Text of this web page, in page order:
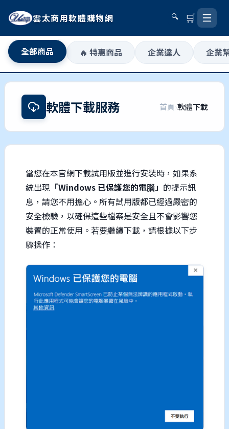
雲太商用軟體購物網 🔍 🛒
全部商品 🔥 特惠商品 企業達人 企業
軟體下載服務 首頁›軟體下載
當您在本官網下載試用版並進行安裝時，如果系
統出現 「Windows 已保護您的電腦」 的提示訊
息，請您不用擔心。所有試用版都已經過嚴密的
安全檢驗，以確保這些檔案是安全且不會影響您
裝置的正常使用。若要繼續下載，請根據以下步
驟操作：